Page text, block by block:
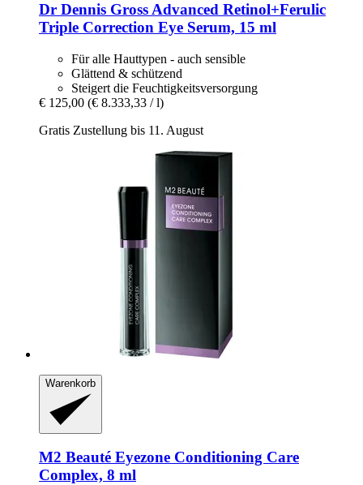
Dr Dennis GrossAdvanced Retinol+Ferulic
Triple Correction Eye Serum, 15 ml
Für alle Hauttypen - auch sensible
Glättend & schützend
Steigert die Feuchtigkeitsversorgung
€ 125,00 (€ 8.333,33 / l)
Gratis Zustellung bis 11. August
Warenkorb
M2 Beauté Eyezone Conditioning Care
Complex, 8 ml